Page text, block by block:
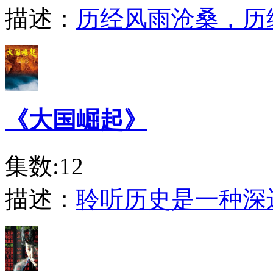
描述： 历经风雨沧桑，
《大国崛起》
集数:12
描述： 聆听历史是一种